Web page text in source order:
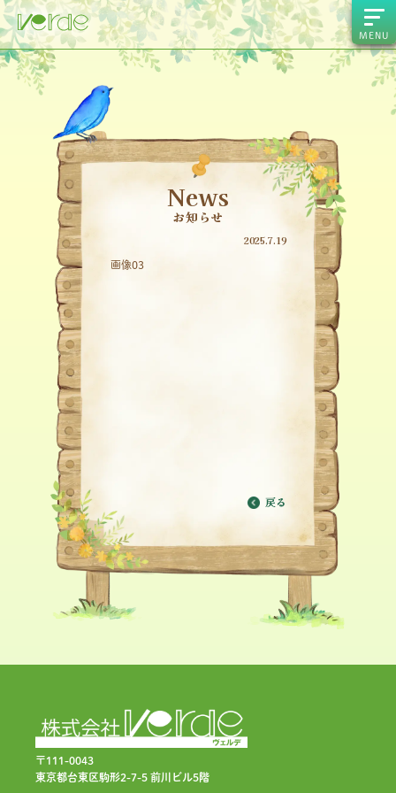
MENU
News
お知らせ
2025.7.19
画像03
戻る
〒111-0043
東京都台東区駒形2-7-5 前川ビル5階